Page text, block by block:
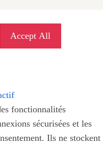
Accept All
fonctionnalités
sécurisées et les
Ils ne stockent